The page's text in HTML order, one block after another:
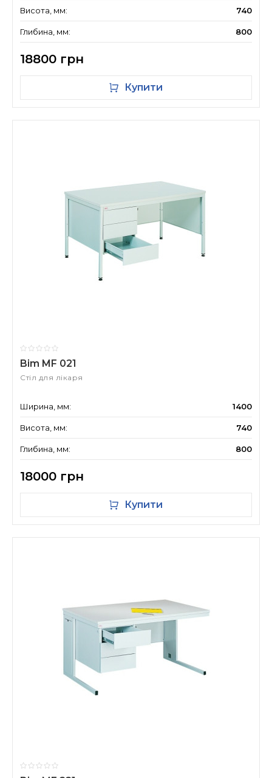
Висота, мм: 740
Глибина, мм: 800
18800 грн
Купити
Bim MF 021
Стіл для лікаря
Ширина, мм: 1400
Висота, мм: 740
Глибина, мм: 800
18000 грн
Купити